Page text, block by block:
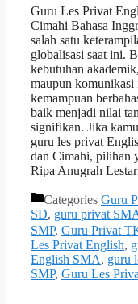
Guru Les Privat
Cimahi Bahasa
salah satu
globalisasi saat ini.
kebutuhan
maupun komunikasi
kemampuan
baik menjadi nilai
signifikan. Jika
guru les privat
dan Cimahi, pilihan
Ripa Anugrah
Categories Guru
SD, guru privat
SMP, Guru Privat
Les Privat English,
English SMA, guru
SMP, Guru Les